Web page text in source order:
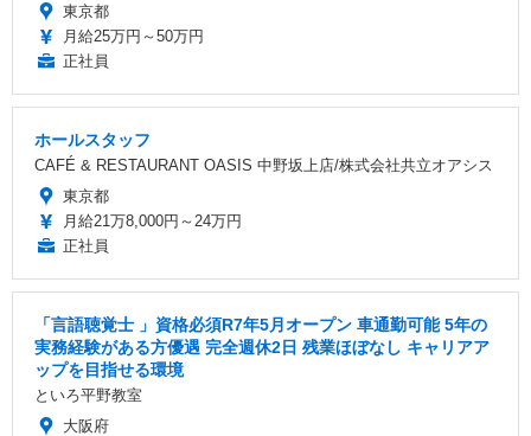
東京都
月給25万円～50万円
正社員
ホールスタッフ
CAFÉ & RESTAURANT OASIS 中野坂上店/株式会社共立オアシス
東京都
月給21万8,000円～24万円
正社員
「言語聴覚士 」資格必須R7年5月オープン 車通勤可能 5年の
実務経験がある方優遇 完全週休2日 残業ほぼなし キャリアア
ップを目指せる環境
といろ平野教室
大阪府